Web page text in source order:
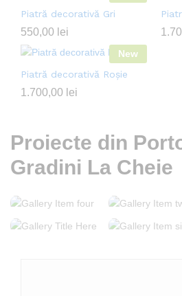
Piatră decorativă Gri
550,00 lei
New
Piatră decorativă Roșie
1.700,00 lei
Proiecte din
Gradini La Cheie